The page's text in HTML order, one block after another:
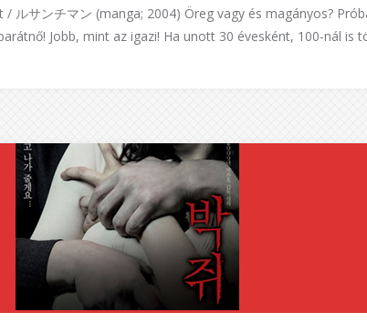
ルサンチマン (manga; 2004) Öreg vagy és magányos?
Jobb, mint az igazi! Ha unott 30 évesként, 100-nál is